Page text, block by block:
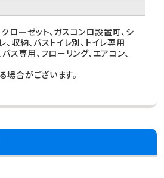
ローゼット、ガスコンロ設置可、シ
、収納、バストイレ別、トイレ専用
バス専用、フローリング、エアコン、
合がございます。